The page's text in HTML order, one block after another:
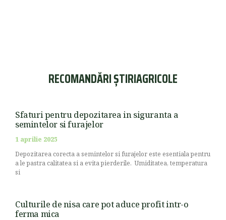
RECOMANDĂRI ȘTIRIAGRICOLE
Sfaturi pentru depozitarea in siguranta a
semintelor si furajelor
1 aprilie 2025
Depozitarea corecta a semintelor si furajelor este esentiala pentru
a le pastra calitatea si a evita pierderile. Umiditatea, temperatura
si
Culturile de nisa care pot aduce profit intr-o
ferma mica